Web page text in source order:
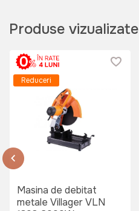
Micul Fermier
15 lei
Produse vizualizate
Reduceri
Masina de debitat
metale Villager VLN